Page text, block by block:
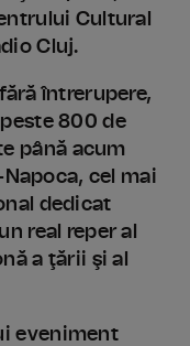
Cultural
Cluj.
întrerupere,
800 de
până acum
cel mai
dedicat
real reper al
a ţării şi al
eveniment